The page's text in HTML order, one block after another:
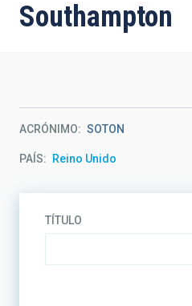
de
navegación
Southampton
ACRÓNIMO SOTON
PAÍS Reino Unido
TÍTULO